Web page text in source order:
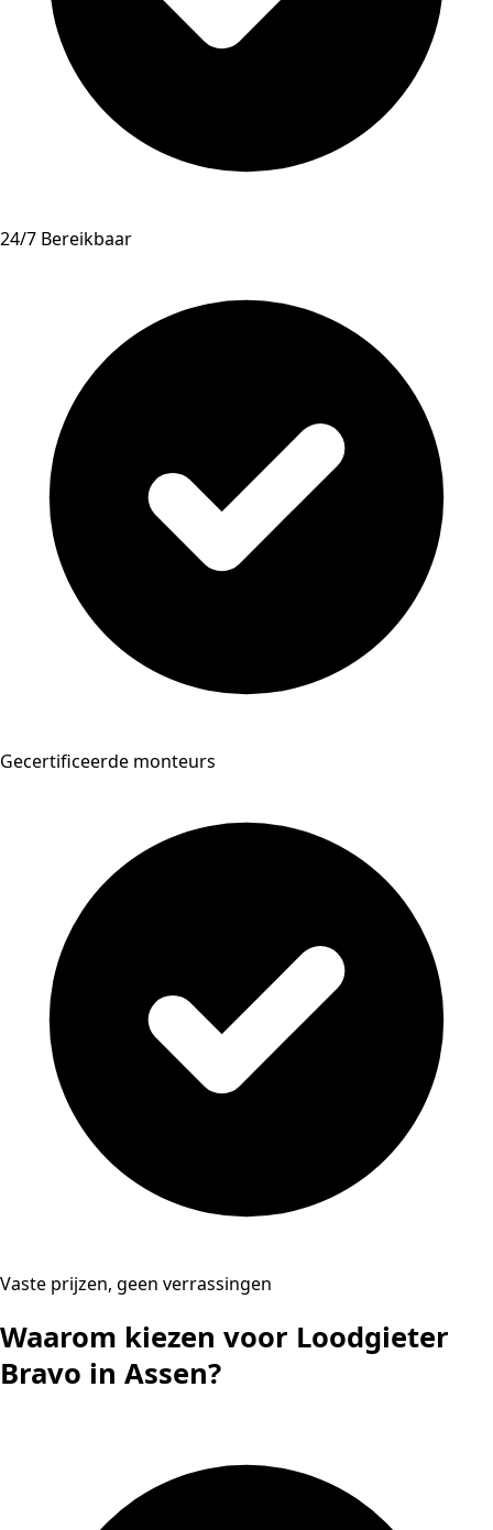
24/7 Bereikbaar
Gecertificeerde monteurs
Vaste prijzen, geen verrassingen
Waarom kiezen voor Loodgieter
Bravo in Assen?